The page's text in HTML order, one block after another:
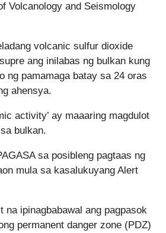
Volcanology and Seismology
volcanic sulfur dioxide
ang inilabas ng bulkan kung
ng pamamaga batay sa 24 oras
ahensya.
activity’ ay maaaring magdulot
bulkan.
sa posibleng pagtaas ng
mula sa kasalukuyang Alert
na ipinagbabawal ang pagpasok
permanent danger zone (PDZ)